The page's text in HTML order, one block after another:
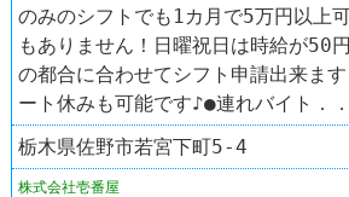
のみのシフトでも1カ月で5万円以上
もありません！日曜祝日は時給が50
の都合に合わせてシフト申請出来ま
ート休みも可能です♪●連れバイト．．
栃木県佐野市若宮下町5-4
株式会社壱番屋